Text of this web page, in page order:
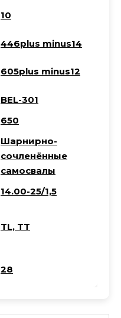
10
446plus minus14
605plus minus12
BEL-301
650
Шарнирно-
сочленённые
самосвалы
14.00-25/1,5
TL, TT
28